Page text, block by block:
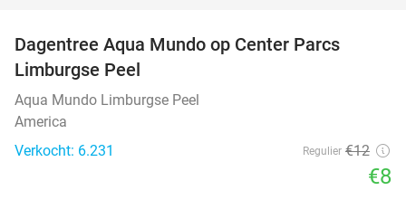
Dagentree Aqua Mundo op Center Parcs
Limburgse Peel
Aqua Mundo Limburgse Peel
America
Verkocht: 6.231
Regulier €12
€8